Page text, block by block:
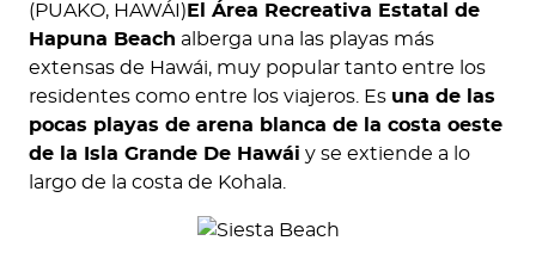
(PUAKO, HAWÁI) El Área Recreativa Estatal de
Hapuna Beach alberga una las playas más
extensas de Hawái, muy popular tanto entre los
residentes como entre los viajeros. Es una de las
pocas playas de arena blanca de la costa oeste
de la Isla Grande De Hawái y se extiende a lo
largo de la costa de Kohala.